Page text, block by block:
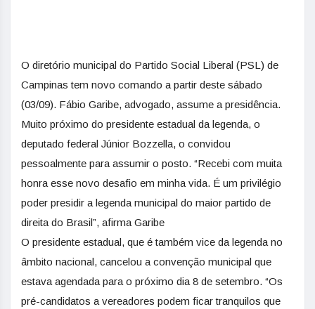
O diretório municipal do Partido Social Liberal (PSL) de
Campinas tem novo comando a partir deste sábado
(03/09). Fábio Garibe, advogado, assume a presidência.
Muito próximo do presidente estadual da legenda, o
deputado federal Júnior Bozzella, o convidou
pessoalmente para assumir o posto. “Recebi com muita
honra esse novo desafio em minha vida. É um privilégio
poder presidir a legenda municipal do maior partido de
direita do Brasil”, afirma Garibe
O presidente estadual, que é também vice da legenda no
âmbito nacional, cancelou a convenção municipal que
estava agendada para o próximo dia 8 de setembro. “Os
pré-candidatos a vereadores podem ficar tranquilos que